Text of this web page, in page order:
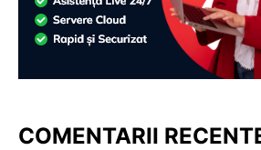
COMENTARII